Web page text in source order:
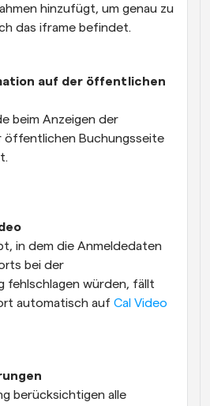
hinzufügt, um genau zu
das iframe befindet.
auf der öffentlichen
beim Anzeigen der
Buchungsseite
in dem die Anmeldedaten
bei der
fehlschlagen würden, fällt
automatisch auf Cal Video
berücksichtigen alle